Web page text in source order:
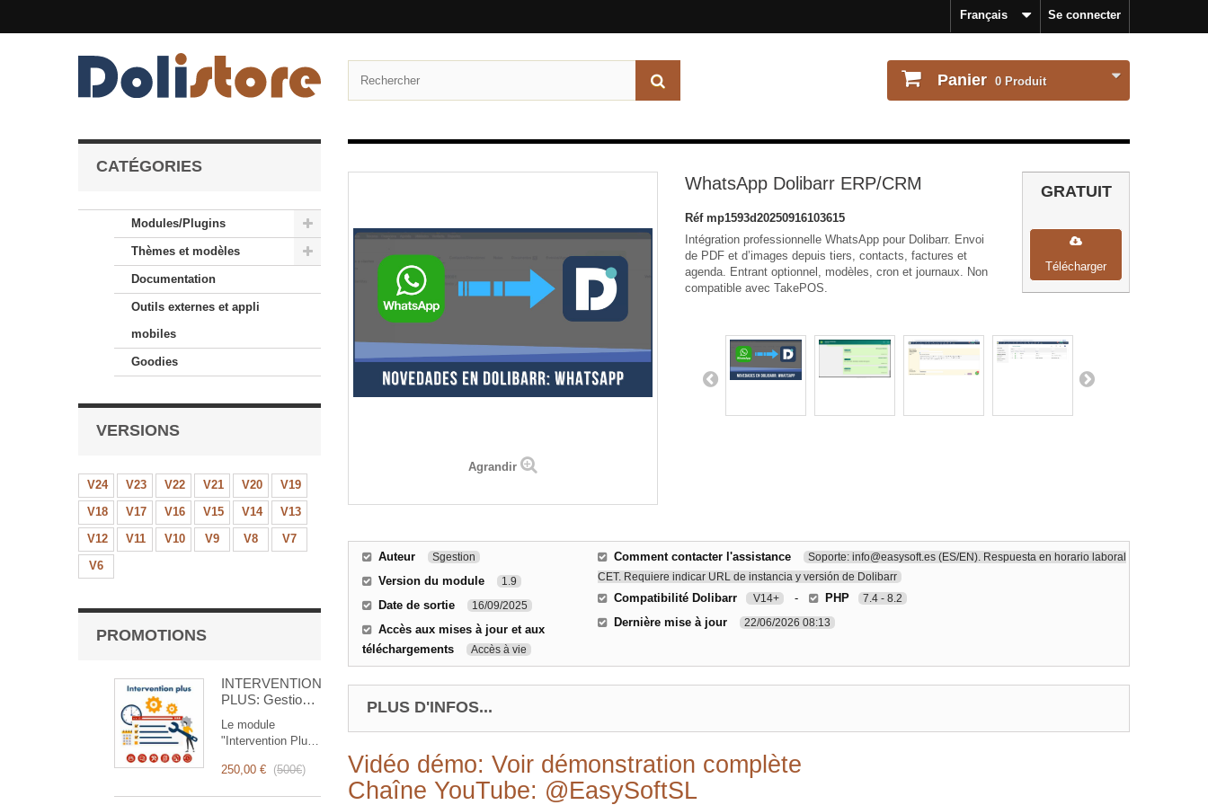
Se connecter
Français
Panier 0 Produit
CATÉGORIES
Modules/Plugins
Thèmes et modèles
Documentation
Outils externes et appli
mobiles
Goodies
VERSIONS
V24 V23 V22 V21 V20
V19
V18
V17 V16 V15 V14
V13
V12
V11 V10 V9 V8
V7
V6
PROMOTIONS
INTERVENTION
PLUS: Gestion
Interventions
Le module
"Intervention Plus"
révolutionnaire qui
250,00 € (500€)
Agrandir
WhatsApp Dolibarr ERP/CRM
Réf mp1593d20250916103615
Intégration professionnelle WhatsApp pour Dolibarr. Envoi
de PDF et d’images depuis tiers, contacts, factures et
agenda. Entrant optionnel, modèles, cron et journaux. Non
compatible avec TakePOS.
GRATUIT
Télécharger
Auteur Sgestion
Version du module 1.9
Date de sortie 16/09/2025
Accès aux mises à jour et aux
téléchargements
Accès à vie
Comment contacter l'assistance
Soporte: info@easysoft.es (ES/EN). Respuesta en horario laboral
CET. Requiere indicar URL de instancia y versión de Dolibarr
Compatibilité Dolibarr V14+ - PHP 7.4 - 8.2
Dernière mise à jour 22/06/2026 08:13
PLUS D'INFOS...
Vidéo démo: Voir démonstration complète
Chaîne YouTube: @EasySoftSL